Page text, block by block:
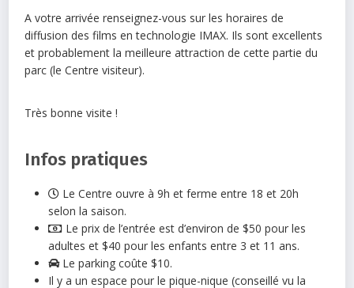
A votre arrivée renseignez-vous sur les horaires de
diffusion des films en technologie IMAX. Ils sont excellents
et probablement la meilleure attraction de cette partie du
parc (le Centre visiteur).
Très bonne visite !
Infos pratiques
Le Centre ouvre à 9h et ferme entre 18 et 20h
selon la saison.
Le prix de l’entrée est d’environ de $50 pour les
adultes et $40 pour les enfants entre 3 et 11 ans.
Le parking coûte $10.
Il y a un espace pour le pique-nique (conseillé vu la